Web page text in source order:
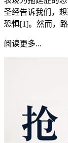
圣经告诉我们，
恐惧[1]。然而，
阅读更多...